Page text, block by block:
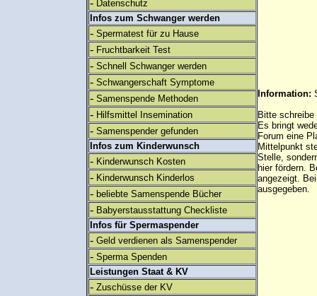
- Datenschutz
Infos zum Schwanger werden
- Spermatest für zu Hause
- Fruchtbarkeit Test
- Schnell Schwanger werden
- Schwangerschaft Symptome
- Samenspende Methoden
- Hilfsmittel Insemination
- Samenspender gefunden
Infos zum Kinderwunsch
- Kinderwunsch Kosten
- Kinderwunsch Kinderlos
- beliebte Samenspende Bücher
- Babyerstausstattung Checkliste
Infos für Spermaspender
- Geld verdienen als Samenspender
- Sperma Spenden
Leistungen Staat & KV
- Zuschüsse der KV
Information:
Bitte
Es bringt
Forum eine
Mittelpunkt
Stelle,
hier fördern.
angezeigt.
ausgegeben.